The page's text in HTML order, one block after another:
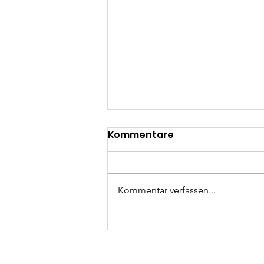
Inklusives Angebot vom
Kommentare
Kommentar verfassen...